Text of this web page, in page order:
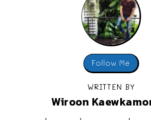
Follow Me
WRITTEN BY
Wiroon